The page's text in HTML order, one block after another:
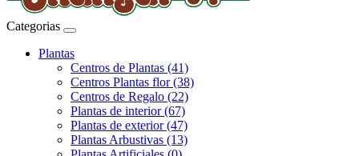
Categorias
Plantas
Centros de Plantas (41)
Centros Plantas flor (38)
Centros de Regalo (22)
Plantas de interior (67)
Plantas de exterior (47)
Plantas Arbustivas (13)